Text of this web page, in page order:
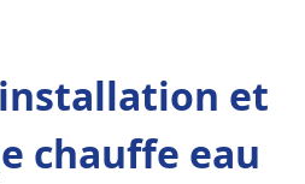
et
chauffe eau